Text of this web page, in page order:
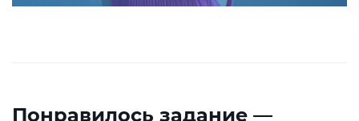
Понравилось задание —